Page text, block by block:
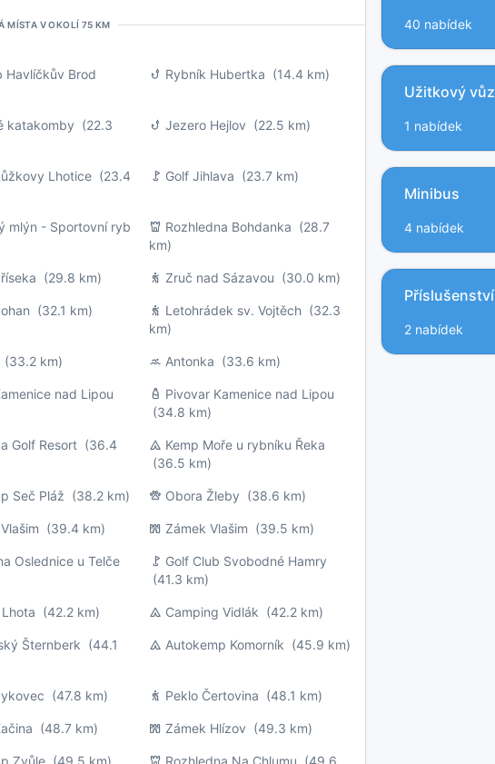
MÍSTA V OKOLÍ 75 KM
Havlíčkův Brod Rybník Hubertka (14.4 km)
katakomby (22.3 Jezero Hejlov (22.5 km)
Lhotice (23.4 Golf Jihlava (23.7 km)
mlýn - Sportovní ryb Rozhledna Bohdanka (28.7
km)
(29.8 km) Zruč nad Sázavou (30.0 km)
(32.1 km) Letohrádek sv. Vojtěch(32.3
km)
km) Antonka (33.6 km)
nad Lipou
Pivovar Kamenice nad Lipou
(34.8 km)
Golf Resort (36.4
Kemp Moře u rybníku Řeka
(36.5 km)
Seč Pláž (38.2 km) Obora Žleby (38.6 km)
(39.4 km) Zámek Vlašim (39.5 km)
Oslednice u Telče
Golf Club Svobodné Hamry
(41.3 km)
(42.2 km) Camping Vidlák (42.2 km)
Šternberk (44.1 Autokemp Komorník (45.9 km)
(47.8 km) Peklo Čertovina (48.1 km)
(48.7 km) Zámek Hlízov (49.3 km)
Zvůle (49.5 km) Rozhledna Na Chlumu (49.6
40 nabídek
Užitkový vůz
1 nabídek
Minibus
4 nabídek
Příslušenství
2 nabídek